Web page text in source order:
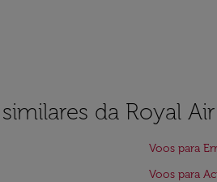
da Royal
Voos para
Voos para